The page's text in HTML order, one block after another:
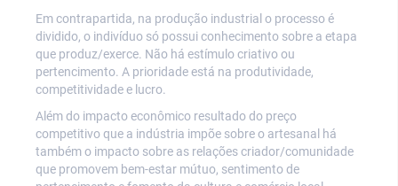
Em contrapartida, na produção industrial o processo é
dividido, o indivíduo só possui conhecimento sobre a etapa
que produz/exerce. Não há estímulo criativo ou
pertencimento. A prioridade está na produtividade,
competitividade e lucro.
Além do impacto econômico resultado do preço
competitivo que a indústria impõe sobre o artesanal há
também o impacto sobre as relações criador/comunidade
que promovem bem-estar mútuo, sentimento de